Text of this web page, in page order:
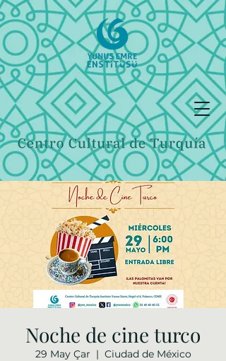
Noche de cine turco
29 May Çar
  |
Ciudad de México